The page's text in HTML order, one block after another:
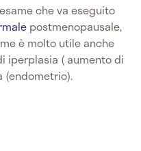
che va eseguito
postmenopausale,
è molto utile anche
iperplasia ( aumento di
(endometrio).